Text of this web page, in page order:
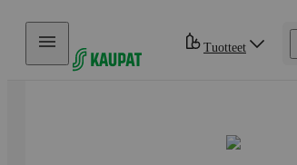
Hyppää sisältöön
Tuotteet